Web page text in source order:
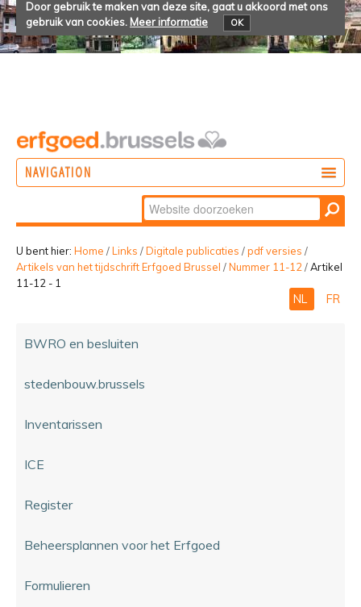
Door gebruik te maken van deze site, gaat u akkoord met ons
gebruik van cookies. Meer informatie OK
NAVIGATION
BELEVEN
Zoek
Geavanceerd
zoeken...
U bent hier: Home /Links /Digitale publicaties /pdf versies /
Artikels van het tijdschrift Erfgoed Brussel /Nummer 11-12 /Artikel
11-12 - 1
NL FR
BWRO en besluiten
stedenbouw.brussels
Inventarissen
ICE
Register
Beheersplannen voor het Erfgoed
Formulieren